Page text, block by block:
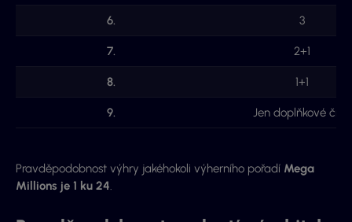
6. 3
7. 2+1
8. 1+1
9. Jen doplňkové číslo
Pravděpodobnost výhry jakéhokoli výherního pořadí Mega
Millions je 1 ku 24.